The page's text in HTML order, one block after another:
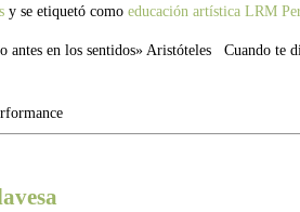
y se etiquetó como educación artística LRM
antes en los sentidos» Aristóteles Cuando